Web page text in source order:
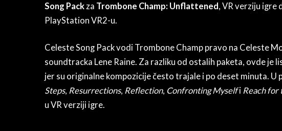
Song Pack za Trombone Champ: Unflattened, VR verziju igre
PlayStation VR2-u.
Celeste Song Pack vodi Trombone Champ pravo na Celeste
soundtracka Lene Raine. Za razliku od ostalih paketa, ovde je
jer su originalne kompozicije često trajale i po deset minuta. U
Steps, Resurrections, Reflection, Confronting Myselfi Reach for
u VR verziji igre.